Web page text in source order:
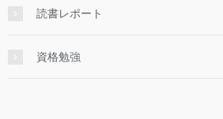
読書レポート
資格勉強